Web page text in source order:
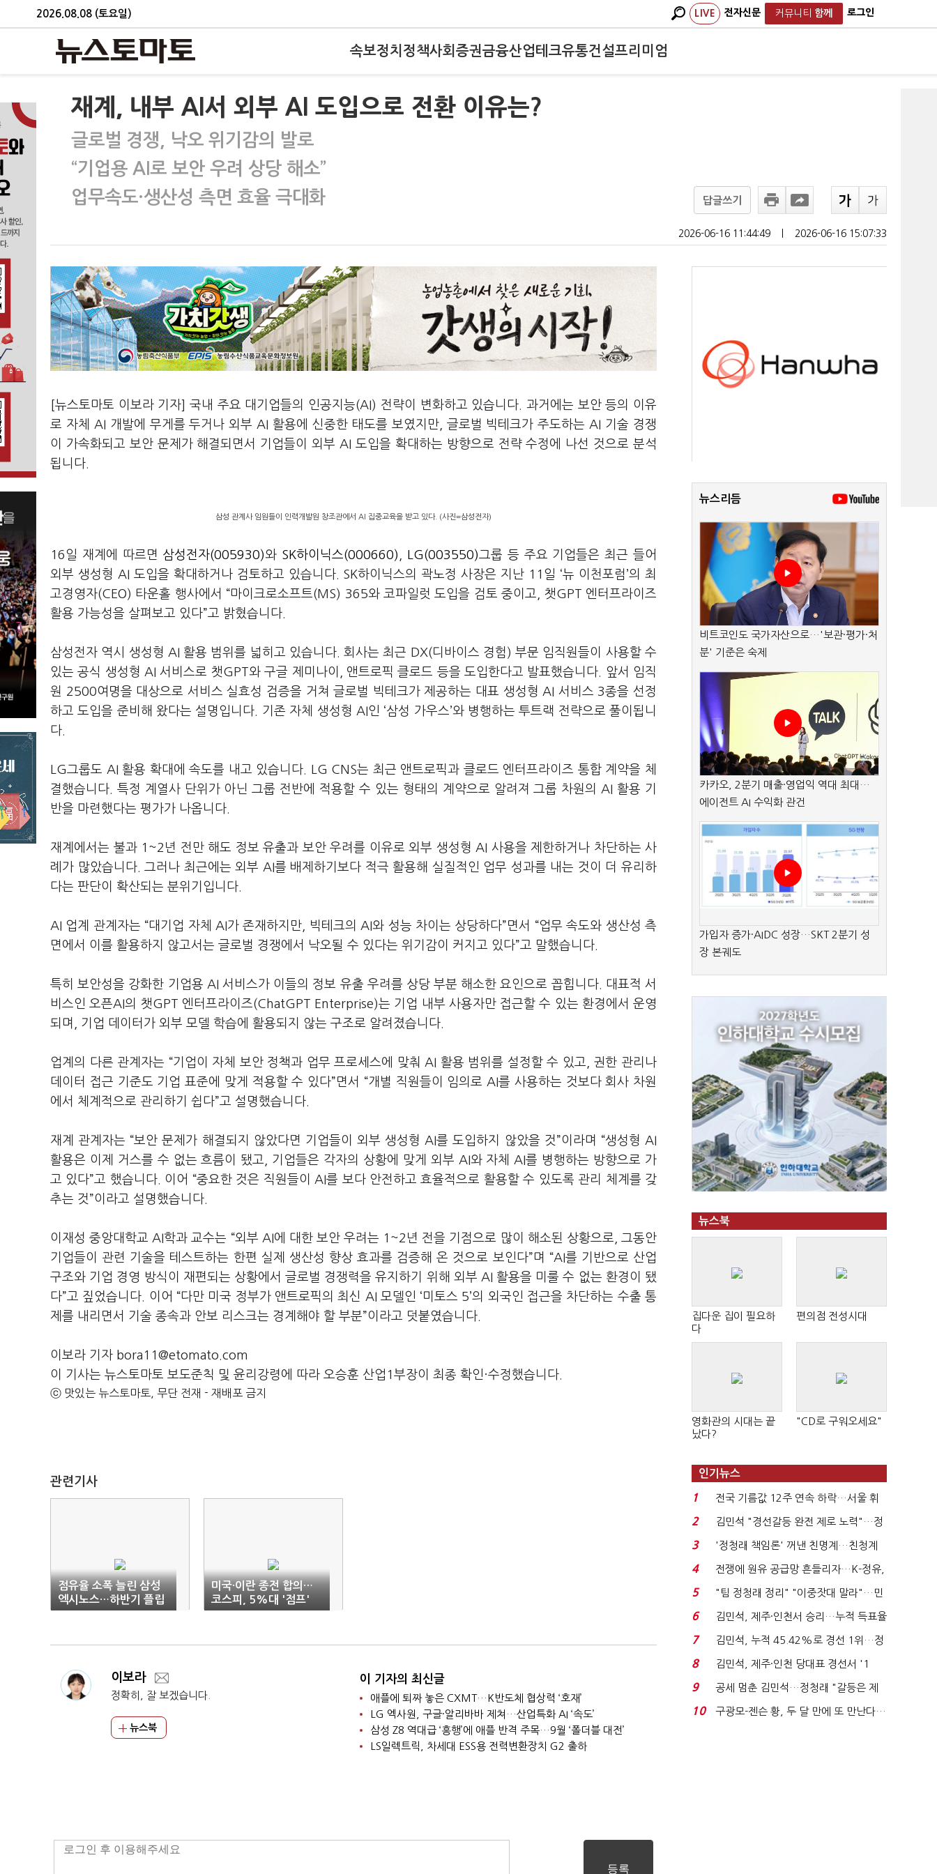
2026.08.08 (토요일) LIVE 전자신문 커뮤니티 함께 로그인
속보정치 정책사회 증권금융산업테크유통건설프리미엄
재계, 내부 AI서 외부 AI 도입으로 전환 이유는?
글로벌 경쟁, 낙오 위기감의 발로
“기업용 AI로 보안 우려 상당 해소”
업무속도·생산성 측면 효율 극대화
답글쓰기
2026-06-16 11:44:49 2026-06-16 15:07:33
[뉴스토마토 이보라 기자] 국내 주요 대기업들의 인공지능(AI) 전략이 변화하고 있습니다. 과거에는 보안 등의 이유
로 자체 AI 개발에 무게를 두거나 외부 AI 활용에 신중한 태도를 보였지만, 글로벌 빅테크가 주도하는 AI 기술 경쟁
이 가속화되고 보안 문제가 해결되면서 기업들이 외부 AI 도입을 확대하는 방향으로 전략 수정에 나선 것으로 분석
됩니다.
삼성 관계사 임원들이 인력개발원 창조관에서 AI 집중교육을 받고 있다. (사진=삼성전자)
16일 재계에 따르면 삼성전자(005930)와 SK하이닉스(000660) LG(003550)그룹 등 주요 기업들은 최근 들어
외부 생성형 AI 도입을 확대하거나 검토하고 있습니다. SK하이닉스의 곽노정 사장은 지난 11일 ‘뉴 이천포럼’의 최
고경영자(CEO) 타운홀 행사에서 “마이크로소프트(MS) 365와 코파일럿 도입을 검토 중이고, 챗GPT 엔터프라이즈
활용 가능성을 살펴보고 있다”고 밝혔습니다.
삼성전자 역시 생성형 AI 활용 범위를 넓히고 있습니다. 회사는 최근 DX(디바이스 경험) 부문 임직원들이 사용할 수
있는 공식 생성형 AI 서비스로 챗GPT와 구글 제미나이, 앤트로픽 클로드 등을 도입한다고 발표했습니다. 앞서 임직
원 2500여명을 대상으로 서비스 실효성 검증을 거쳐 글로벌 빅테크가 제공하는 대표 생성형 AI 서비스 3종을 선정
하고 도입을 준비해 왔다는 설명입니다. 기존 자체 생성형 AI인 ‘삼성 가우스’와 병행하는 투트랙 전략으로 풀이됩니
다.
LG그룹도 AI 활용 확대에 속도를 내고 있습니다. LG CNS는 최근 앤트로픽과 클로드 엔터프라이즈 통합 계약을 체
결했습니다. 특정 계열사 단위가 아닌 그룹 전반에 적용할 수 있는 형태의 계약으로 알려져 그룹 차원의 AI 활용 기
반을 마련했다는 평가가 나옵니다.
재계에서는 불과 1~2년 전만 해도 정보 유출과 보안 우려를 이유로 외부 생성형 AI 사용을 제한하거나 차단하는 사
례가 많았습니다. 그러나 최근에는 외부 AI를 배제하기보다 적극 활용해 실질적인 업무 성과를 내는 것이 더 유리하
다는 판단이 확산되는 분위기입니다.
AI 업계 관계자는 “대기업 자체 AI가 존재하지만, 빅테크의 AI와 성능 차이는 상당하다”면서 “업무 속도와 생산성 측
면에서 이를 활용하지 않고서는 글로벌 경쟁에서 낙오될 수 있다는 위기감이 커지고 있다”고 말했습니다.
특히 보안성을 강화한 기업용 AI 서비스가 이들의 정보 유출 우려를 상당 부분 해소한 요인으로 꼽힙니다. 대표적 서
비스인 오픈AI의 챗GPT 엔터프라이즈(ChatGPT Enterprise)는 기업 내부 사용자만 접근할 수 있는 환경에서 운영
되며, 기업 데이터가 외부 모델 학습에 활용되지 않는 구조로 알려졌습니다.
업계의 다른 관계자는 “기업이 자체 보안 정책과 업무 프로세스에 맞춰 AI 활용 범위를 설정할 수 있고, 권한 관리나
데이터 접근 기준도 기업 표준에 맞게 적용할 수 있다”면서 “개별 직원들이 임의로 AI를 사용하는 것보다 회사 차원
에서 체계적으로 관리하기 쉽다”고 설명했습니다.
재계 관계자는 “보안 문제가 해결되지 않았다면 기업들이 외부 생성형 AI를 도입하지 않았을 것”이라며 “생성형 AI
활용은 이제 거스를 수 없는 흐름이 됐고, 기업들은 각자의 상황에 맞게 외부 AI와 자체 AI를 병행하는 방향으로 가
고 있다”고 했습니다. 이어 “중요한 것은 직원들이 AI를 보다 안전하고 효율적으로 활용할 수 있도록 관리 체계를 갖
추는 것”이라고 설명했습니다.
이재성 중앙대학교 AI학과 교수는 “외부 AI에 대한 보안 우려는 1~2년 전을 기점으로 많이 해소된 상황으로, 그동안
기업들이 관련 기술을 테스트하는 한편 실제 생산성 향상 효과를 검증해 온 것으로 보인다”며 “AI를 기반으로 산업
구조와 기업 경영 방식이 재편되는 상황에서 글로벌 경쟁력을 유지하기 위해 외부 AI 활용을 미룰 수 없는 환경이 됐
다”고 짚었습니다. 이어 “다만 미국 정부가 앤트로픽의 최신 AI 모델인 ‘미토스 5’의 외국인 접근을 차단하는 수출 통
제를 내리면서 기술 종속과 안보 리스크는 경계해야 할 부분”이라고 덧붙였습니다.
이보라 기자 bora11@etomato.com
이 기사는 뉴스토마토 보도준칙 및 윤리강령에 따라 오승훈 산업1부장이 최종 확인·수정했습니다.
ⓒ 맛있는 뉴스토마토, 무단 전재 - 재배포 금지
관련기사
점유율 소폭 늘린 삼성
엑시노스…하반기 플립
8로 성능 재확인
미국·이란 종전 합의…
코스피, 5%대 '점프'
이보라
정확히, 잘 보겠습니다.
뉴스북
이 기자의 최신글
애플에 퇴짜 놓은 CXMT…K반도체 협상력 ‘호재’
LG 엑사원, 구글·알리바바 제쳐…산업특화 AI ‘속도’
삼성 Z8 역대급 ‘흥행’에 애플 반격 주목…9월 ‘폴더블 대전’
LS일렉트릭, 차세대 ESS용 전력변환장치 G2 출하
뉴스리듬
비트코인도 국가자산으로…'보관·평가·처
분' 기준은 숙제
카카오, 2분기 매출·영업익 역대 최대…
에이전트 AI 수익화 관건
가입자 증가·AIDC 성장…SKT 2분기 성
장 본궤도
뉴스북
집다운 집이 필요하
다
편의점 전성시대
영화관의 시대는 끝
났다?
"CD로 구워오세요"
인기뉴스
1
전국 기름값 12주 연속 하락…서울 휘
발윳값 1909원...
2
김민석 "경선갈등 완전 제로 노력"…정
청래 "반명 공세 사...
3
'정청래 책임론' 꺼낸 친명계…친청계
는 추가투표 때리기...
4
전쟁에 원유 공급망 흔들리자…K-정유,
에너지안보 핵심...
5
"팀 정청래 정리" "이중잣대 말라"…민
주 최고위원 계파 다...
6
김민석, 제주·인천서 승리…누적 득표율
'1위 탈환'(종합)...
7
김민석, 누적 45.42%로 경선 1위…정
청래와 격차 0.86%p(...
8
김민석, 제주·인천 당대표 경선서 '1
위'(1보)...
9
공세 멈춘 김민석…정청래 "갈등은 제
가 수습"
10
구광모-젠슨 황, 두 달 만에 또 만난다…